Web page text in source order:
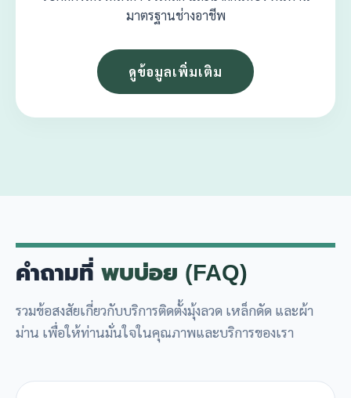
มาตรฐานช่างอาชีพ
ดูข้อมูลเพิ่มเติม
คำถามที่ พบบ่อย (FAQ)
รวมข้อสงสัยเกี่ยวกับบริการติดตั้งมุ้งลวด เหล็กดัด และผ้า
ม่าน เพื่อให้ท่านมั่นใจในคุณภาพและบริการของเรา